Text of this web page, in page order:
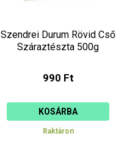
Szendrei Durum Rövid Cső
Száraztészta 500g
990 Ft
KOSÁRBA
Raktáron